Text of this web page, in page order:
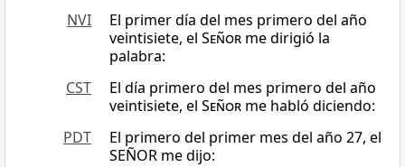
NVI
El primer día del mes primero del año
veintisiete, el Señor me dirigió la
palabra:
CST
El día primero del mes primero del año
veintisiete, el Señor me habló diciendo:
PDT
El primero del primer mes del año 27, el
SEÑOR me dijo: